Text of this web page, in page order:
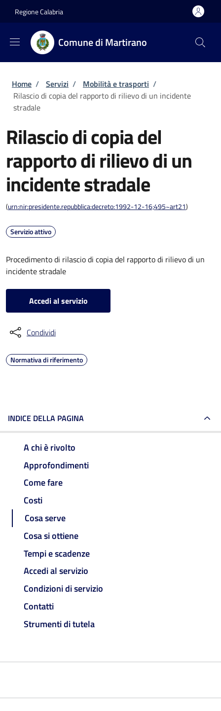
Regione Calabria
Comune di Martirano
Briciole di pane
Home / Servizi / Mobilità e trasporti /
Rilascio di copia del rapporto di rilievo di un incidente
stradale
Rilascio di copia del
rapporto di rilievo di un
incidente stradale
(urn:nir:presidente.repubblica:decreto:1992-12-16;495~art21)
Servizio attivo
Procedimento di rilascio di copia del rapporto di rilievo di un
incidente stradale
Accedi al servizio
Condividi
Normativa di riferimento
INDICE DELLA PAGINA
A chi è rivolto
Approfondimenti
Come fare
Costi
Cosa serve
Cosa si ottiene
Tempi e scadenze
Accedi al servizio
Condizioni di servizio
Contatti
Strumenti di tutela